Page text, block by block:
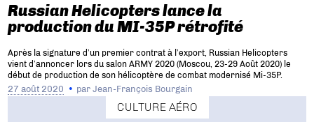
Russian Helicopters lance la
production du MI-35P rétrofité
Après la signature d’un premier contrat à l’export, Russian Helicopters
vient d’annoncer lors du salon ARMY 2020 (Moscou, 23-29 Août 2020) le
début de production de son hélicoptère de combat modernisé Mi-35P.
27 août 2020 parJean-François Bourgain
CULTURE AÉRO